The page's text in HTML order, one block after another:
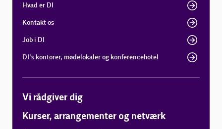
Hvad er DI
Kontakt os
Job i DI
DI's kontorer, mødelokaler og konferencehotel
Vi rådgiver dig
Kurser, arrangementer og netværk